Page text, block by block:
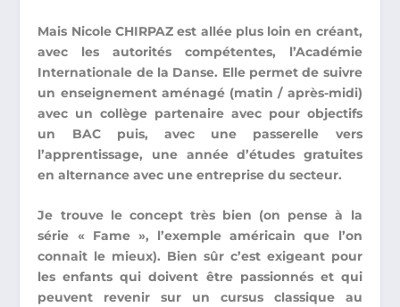
Mais Nicole CHIRPAZ est allée plus loin en créant,
avec les autorités compétentes, l’Académie
Internationale de la Danse. Elle permet de suivre
un enseignement aménagé (matin / après-midi)
avec un collège partenaire avec pour objectifs
un BACpuis, avec une passerelle vers
l’apprentissage, une année d’études gratuites
en alternance avec une entreprise du secteur.
Je trouve le concept très bien (on pense à la
série « Fame », l’exemple américain que l’on
connait le mieux). Bien sûr c’est exigeant pour
les enfants qui doivent être passionnés et qui
peuvent revenir sur un cursus classique au